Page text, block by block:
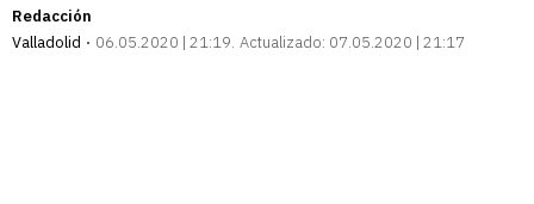
Redacción
Valladolid
06.05.2020 | 21:19 Actualizado: 07.05.2020 | 21:17